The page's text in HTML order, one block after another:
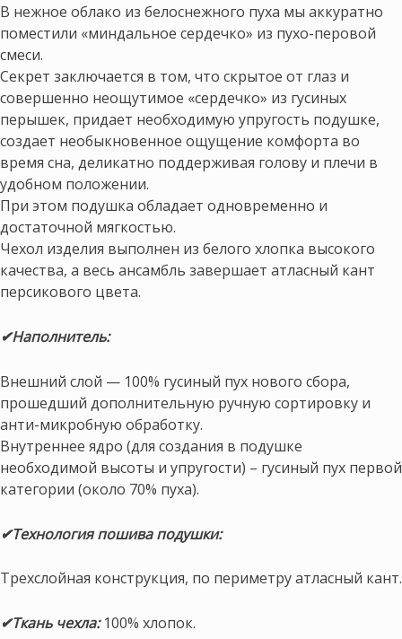
В нежное облако из белоснежного пуха мы аккуратно
поместили «миндальное сердечко» из пухо-перовой
смеси.
Секрет заключается в том, что скрытое от глаз и
совершенно неощутимое «сердечко» из гусиных
перышек, придает необходимую упругость подушке,
создает необыкновенное ощущение комфорта во
время сна, деликатно поддерживая голову и плечи в
удобном положении.
При этом подушка обладает одновременно и
достаточной мягкостью.
Чехол изделия выполнен из белого хлопка высокого
качества, а весь ансамбль завершает атласный кант
персикового цвета.
✔Наполнитель:
Внешний слой — 100% гусиный пух нового сбора,
прошедший дополнительную ручную сортировку и
анти-микробную обработку.
Внутреннее ядро (для создания в подушке
необходимой высоты и упругости) – гусиный пух первой
категории (около 70% пуха).
✔Технология пошива подушки:
Трехслойная конструкция, по периметру атласный кант.
✔Ткань чехла: 100% хлопок.